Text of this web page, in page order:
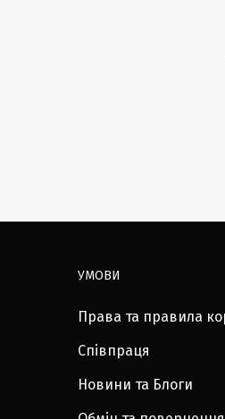
УМОВИ
Права та правила
Співпраця
Новини та Блоги